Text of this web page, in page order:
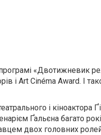
«Двотижневик
і Art Cinéma Award. І
і кіноактора
Ґальєна багато
двох головних